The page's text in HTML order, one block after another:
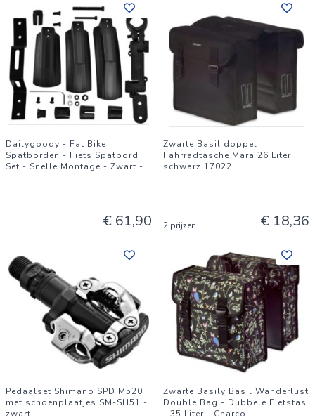
Dailygoody - Fat Bike
Spatborden - Fiets Spatbord
Set - Snelle Montage - Zwart -...
€ 61,90
Zwarte Basil doppel
Fahrradtasche Mara 26 Liter
schwarz 17022
2 prijzen € 18,36
Pedaalset Shimano SPD M520
met schoenplaatjes SM-SH51 -
zwart
Zwarte Basily Basil Wanderlust
Double Bag - Dubbele Fietstas
- 35 Liter - Charco...